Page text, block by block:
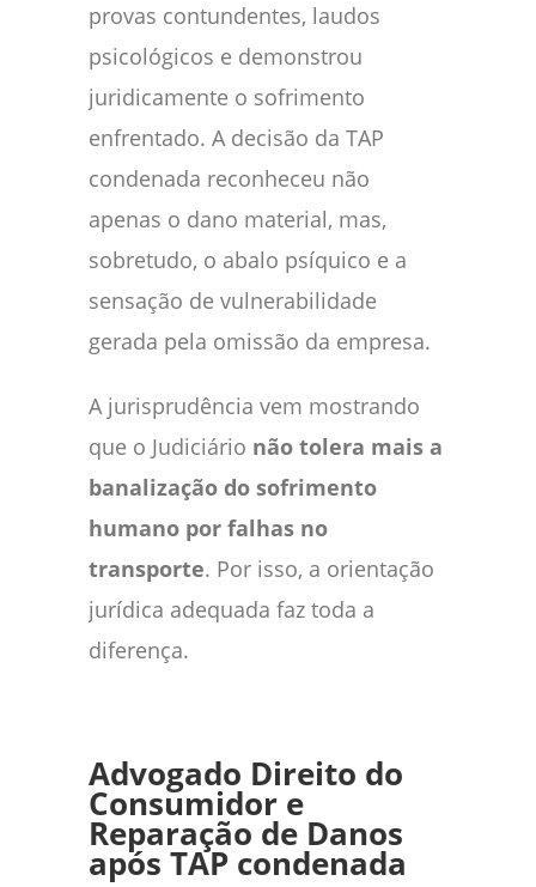
provas contundentes, laudos
psicológicos e demonstrou
juridicamente o sofrimento
enfrentado. A decisão da TAP
condenada reconheceu não
apenas o dano material, mas,
sobretudo, o abalo psíquico e a
sensação de vulnerabilidade
gerada pela omissão da empresa.
A jurisprudência vem mostrando
que o Judiciário não tolera mais a
banalização do sofrimento
humano por falhas no
transporte. Por isso, a orientação
jurídica adequada faz toda a
diferença.
Advogado Direito do
Consumidor e
Reparação de Danos
após TAP condenada